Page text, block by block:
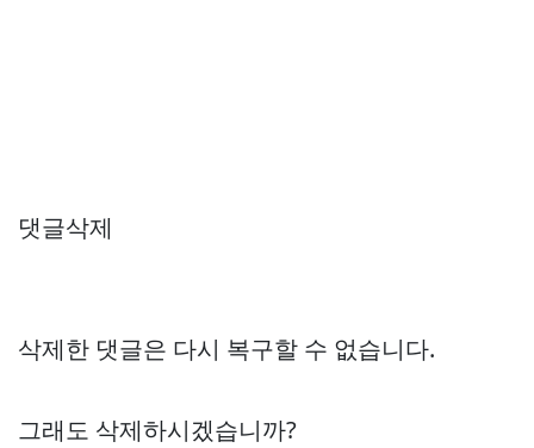
댓글삭제
삭제한 댓글은 다시 복구할 수 없습니다.
그래도 삭제하시겠습니까?